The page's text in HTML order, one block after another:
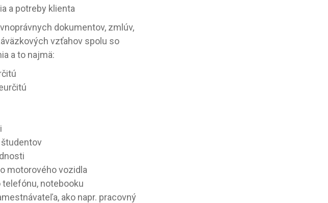
a potreby klienta
dokumentov, zmlúv,
vzťahov spolu so
a to najmä:
motorového vozidla
telefónu, notebooku
ako napr. pracovný